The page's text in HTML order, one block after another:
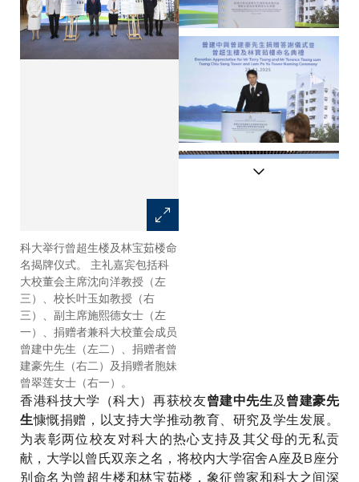
科大举行曾超生楼及林宝茹楼命
名揭牌仪式。 主礼嘉宾包括科
大校董会主席沈向洋教授（左
三）、校长叶玉如教授（右
三）、副主席施熙德女士（左
一）、捐赠者兼科大校董会成员
曾建中先生（左二）、捐赠者曾
建豪先生（右二）及捐赠者胞妹
曾翠莲女士（右一）。
香港科技大学（科大）再获校友曾建中先生及 曾建豪先
生慷慨捐赠，以支持大学推动教育、研究及学生发展。
为表彰两位校友对科大的热心支持及其父母的无私贡
献，大学以曾氏双亲之名，将校内大学宿舍A座及B座分
别命名为曾超生楼和林宝茹楼，象征曾家和科大之间深